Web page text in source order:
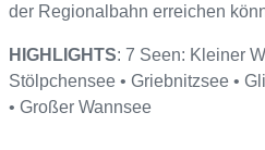
der Regionalbahn erreichen
HIGHLIGHTS: 7 Seen: Kleiner
Stölpchensee • Griebnitzsee •
• Großer Wannsee